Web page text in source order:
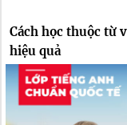
Cách học thuộc từ
hiệu quả